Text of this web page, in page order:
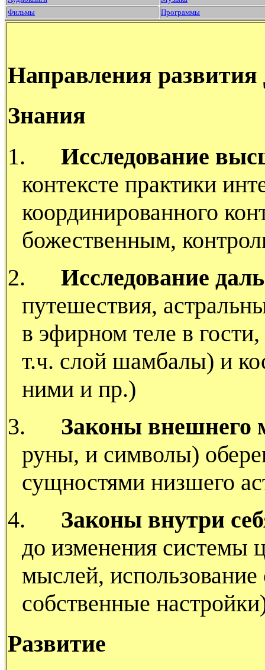
Фильмы
Программы
Направления
Знания
1.
Исследование
контексте практики
координированного
божественным,
2.
Исследование
путешествия,
в эфирном теле в
т.ч. слой шамбалы) и
ними и пр.)
3.
Законы внешнего
руны, и символы)
сущностями низшего
4.
Законы внутри
до изменения системы
мыслей,
собственные
Развитие